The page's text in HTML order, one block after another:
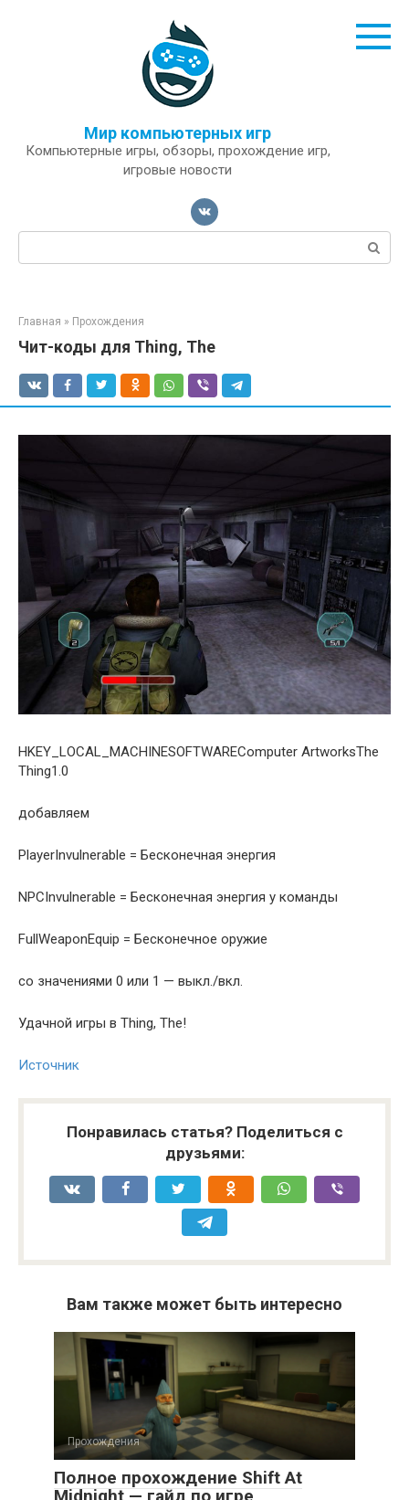
Мир компьютерных игр
Компьютерные игры, обзоры, прохождение игр,
игровые новости
Поиск:
Главная » Прохождения
Чит-коды для Thing, The
HKEY_LOCAL_MACHINESOFTWAREComputer ArtworksThe
Thing1.0
добавляем
PlayerInvulnerable = Бесконечная энергия
NPCInvulnerable = Бесконечная энергия у команды
FullWeaponEquip = Бесконечное оружие
со значениями 0 или 1 — выкл./вкл.
Удачной игры в Thing, The!
Источник
Понравилась статья? Поделиться с
друзьями:
Вам также может быть интересно
Прохождения
Полное прохождение Shift At
Midnight — гайд по игре